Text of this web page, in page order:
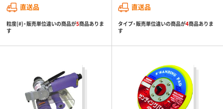
直送品
粒度(#)・販売単位違いの商品が5商品ありま
す
直送品
タイプ・販売単位違いの商品が4商品ありま
す